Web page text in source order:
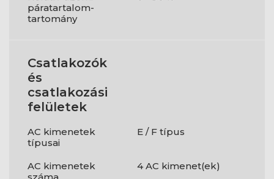
páratartalom-
tartomány
Csatlakozók
és
csatlakozási
felületek
AC kimenetek
típusai
E / F típus
AC kimenetek
4 AC kimenet(ek)